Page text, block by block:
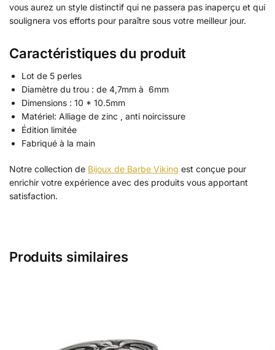
vous aurez un style distinctif qui ne passera pas inaperçu et qui
soulignera vos efforts pour paraître sous votre meilleur jour.
Caractéristiques du produit
Lot de 5 perles
Diamètre du trou : de 4,7mm à 6mm
Dimensions : 10 * 10.5mm
Matériel: Alliage de zinc , anti noircissure
Édition limitée
Fabriqué à la main
Notre collection de Bijoux de Barbe Viking est conçue pour
enrichir votre expérience avec des produits vous apportant
satisfaction.
Produits similaires